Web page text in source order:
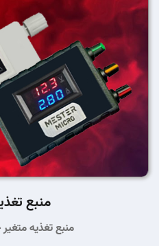
منبع
منبع تغذیه